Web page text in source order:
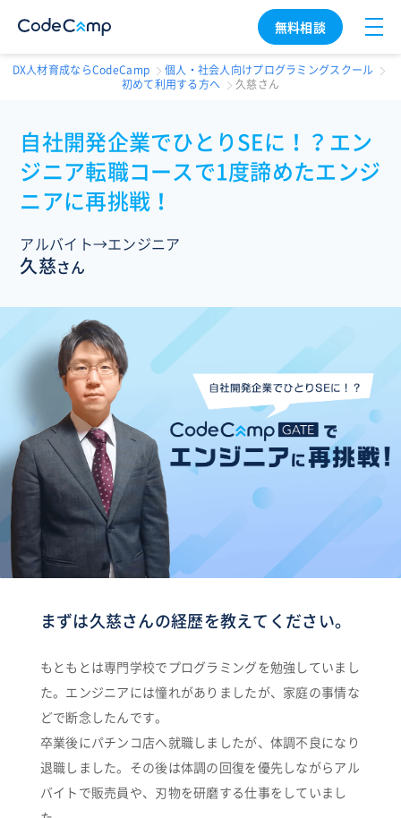
無料相談
DX人材育成ならCodeCamp
個人・社会人向けプログラミングスクール
初めて利用する方へ
久慈さん
自社開発企業でひとりSEに！？エン
ジニア転職コースで1度諦めたエンジ
ニアに再挑戦！
アルバイト→エンジニア
久慈さん
まずは久慈さんの経歴を教えてください。
もともとは専門学校でプログラミングを勉強していまし
た。エンジニアには憧れがありましたが、家庭の事情な
どで断念したんです。
卒業後にパチンコ店へ就職しましたが、体調不良になり
退職しました。その後は体調の回復を優先しながらアル
バイトで販売員や、刃物を研磨する仕事をしていまし